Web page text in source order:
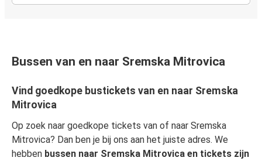
Bussen van en naar Sremska Mitrovica
Vind goedkope bustickets van en naar Sremska
Mitrovica
Op zoek naar goedkope tickets van of naar Sremska
Mitrovica? Dan ben je bij ons aan het juiste adres. We
hebben bussen naar Sremska Mitrovica en tickets zijn